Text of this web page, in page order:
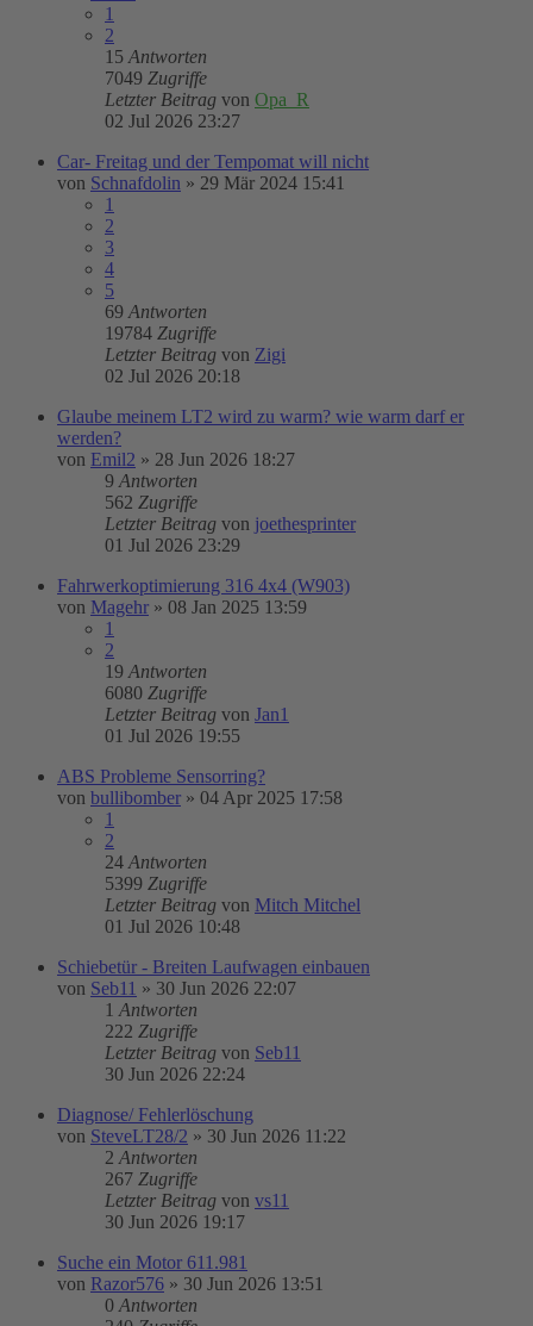
1
2
15 Antworten
7049 Zugriffe
Letzter Beitrag von Opa_R
02 Jul 2026 23:27
Car- Freitag und der Tempomat will nicht
von Schnafdolin » 29 Mär 2024 15:41
1
2
3
4
5
69 Antworten
19784 Zugriffe
Letzter Beitrag von Zigi
02 Jul 2026 20:18
Glaube meinem LT2 wird zu warm? wie warm darf er
werden?
von Emil2 » 28 Jun 2026 18:27
9 Antworten
562 Zugriffe
Letzter Beitrag von joethesprinter
01 Jul 2026 23:29
Fahrwerkoptimierung 316 4x4 (W903)
von Magehr » 08 Jan 2025 13:59
1
2
19 Antworten
6080 Zugriffe
Letzter Beitrag von Jan1
01 Jul 2026 19:55
ABS Probleme Sensorring?
von bullibomber » 04 Apr 2025 17:58
1
2
24 Antworten
5399 Zugriffe
Letzter Beitrag von Mitch Mitchel
01 Jul 2026 10:48
Schiebetür - Breiten Laufwagen einbauen
von Seb11 » 30 Jun 2026 22:07
1 Antworten
222 Zugriffe
Letzter Beitrag von Seb11
30 Jun 2026 22:24
Diagnose/ Fehlerlöschung
von SteveLT28/2 » 30 Jun 2026 11:22
2 Antworten
267 Zugriffe
Letzter Beitrag von vs11
30 Jun 2026 19:17
Suche ein Motor 611.981
von Razor576 » 30 Jun 2026 13:51
0 Antworten